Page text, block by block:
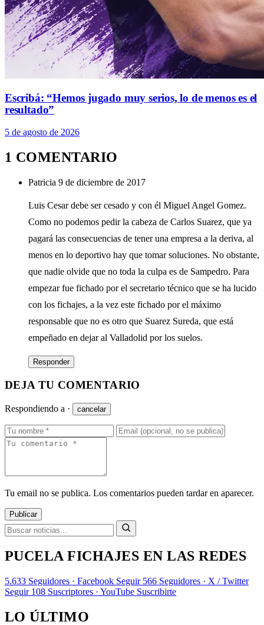
Escribá: “Hemos jugado muy serios, lo de menos es el
resultado”
5 de agosto de 2026
1 COMENTARIO
Patricia 9 de diciembre de 2017
Luis Cesar debe ser cesado y con él Miguel Angel Gomez.
Como no podemos pedir la cabeza de Carlos Suarez, que ya
pagará las consecuencias de tener una empresa a la deriva, al
menos en lo deportivo hay que tomar soluciones. No obstante,
que nadie olvide que no toda la culpa es de Sampedro. Para
empezar fue fichado por el secretario técnico que se ha lucido
con los fichajes, a la vez este fichado por el máximo
responsable que no es otro que Suarez Sureda, que está
empeñado en dejar al Valladolid por los suelos.
Responder
DEJA TU COMENTARIO
Respondiendo a · cancelar
Tu email no se publica. Los comentarios pueden tardar en aparecer.
Publicar
PUCELA FICHAJES EN LAS REDES
5.633 Seguidores · Facebook Seguir 566 Seguidores · X / Twitter
Seguir 108 Suscriptores · YouTube Suscribirte
LO ÚLTIMO